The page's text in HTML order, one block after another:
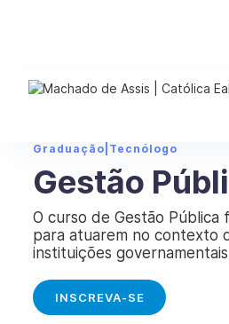
Graduação Tecnólogo
Gestão
O curso de Gestão Pública
para atuarem no contexto
instituições
INSCREVA-SE